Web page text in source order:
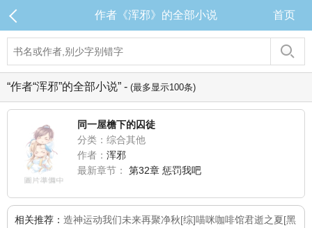
作者《浑邪》的全部小说 首页
“作者“浑邪”的全部小说” - (最多显示100条)
同一屋檐下的囚徒
分类：综合其他
作者： 浑邪
最新章节：
第32章 惩罚我吧
相关推荐： 造神运动我们未来再聚净秋[综]喵咪咖啡馆君逝之夏[黑